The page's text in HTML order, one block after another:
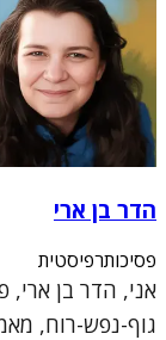
הדר בן ארי
פסיכותרפיסטית
אני, הדר בן ארי,
גוף-נפש-רוח,